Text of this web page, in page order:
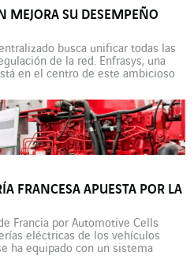
MEJORA SU DESEMPEÑO
busca unificar todas las
de la red. Enfrasys, una
en el centro de este ambicioso
sus 34 km de vías y sus
FRANCESA APUESTA POR LA
Francia por Automotive Cells
eléctricas de los vehículos
ha equipado con un sistema